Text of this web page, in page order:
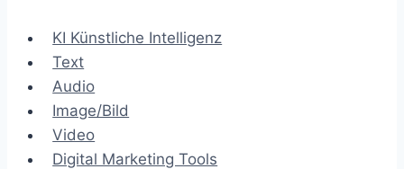
KI Künstliche Intelligenz
Text
Audio
Image/Bild
Video
Digital Marketing Tools